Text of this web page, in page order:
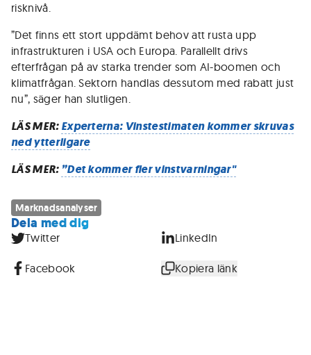
risknivå.
”Det finns ett stort uppdämt behov att rusta upp
infrastrukturen i USA och Europa. Parallellt drivs
efterfrågan på av starka trender som AI-boomen och
klimatfrågan. Sektorn handlas dessutom med rabatt just
nu”, säger han slutligen.
LÄS MER:Experterna: Vinstestimaten kommer skruvas
ned ytterligare
LÄS MER:”Det kommer fler vinstvarningar"
Marknadsanalyser
Dela med dig
Twitter LinkedIn
Facebook Kopiera länk